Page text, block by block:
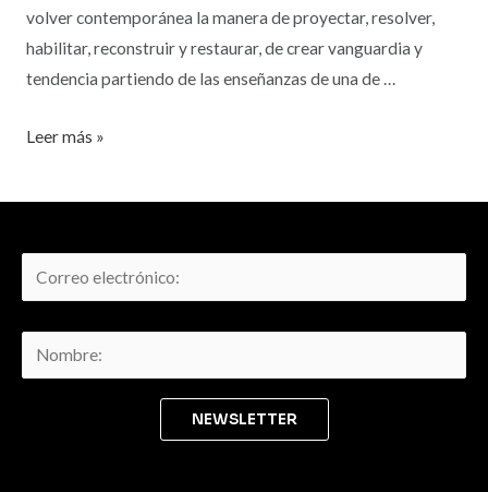
volver contemporánea la manera de proyectar, resolver,
habilitar, reconstruir y restaurar, de crear vanguardia y
tendencia partiendo de las enseñanzas de una de …
Leer más »